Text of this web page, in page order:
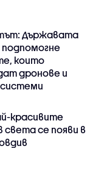
Държавата
които
дронове и
красивите
света се появи в